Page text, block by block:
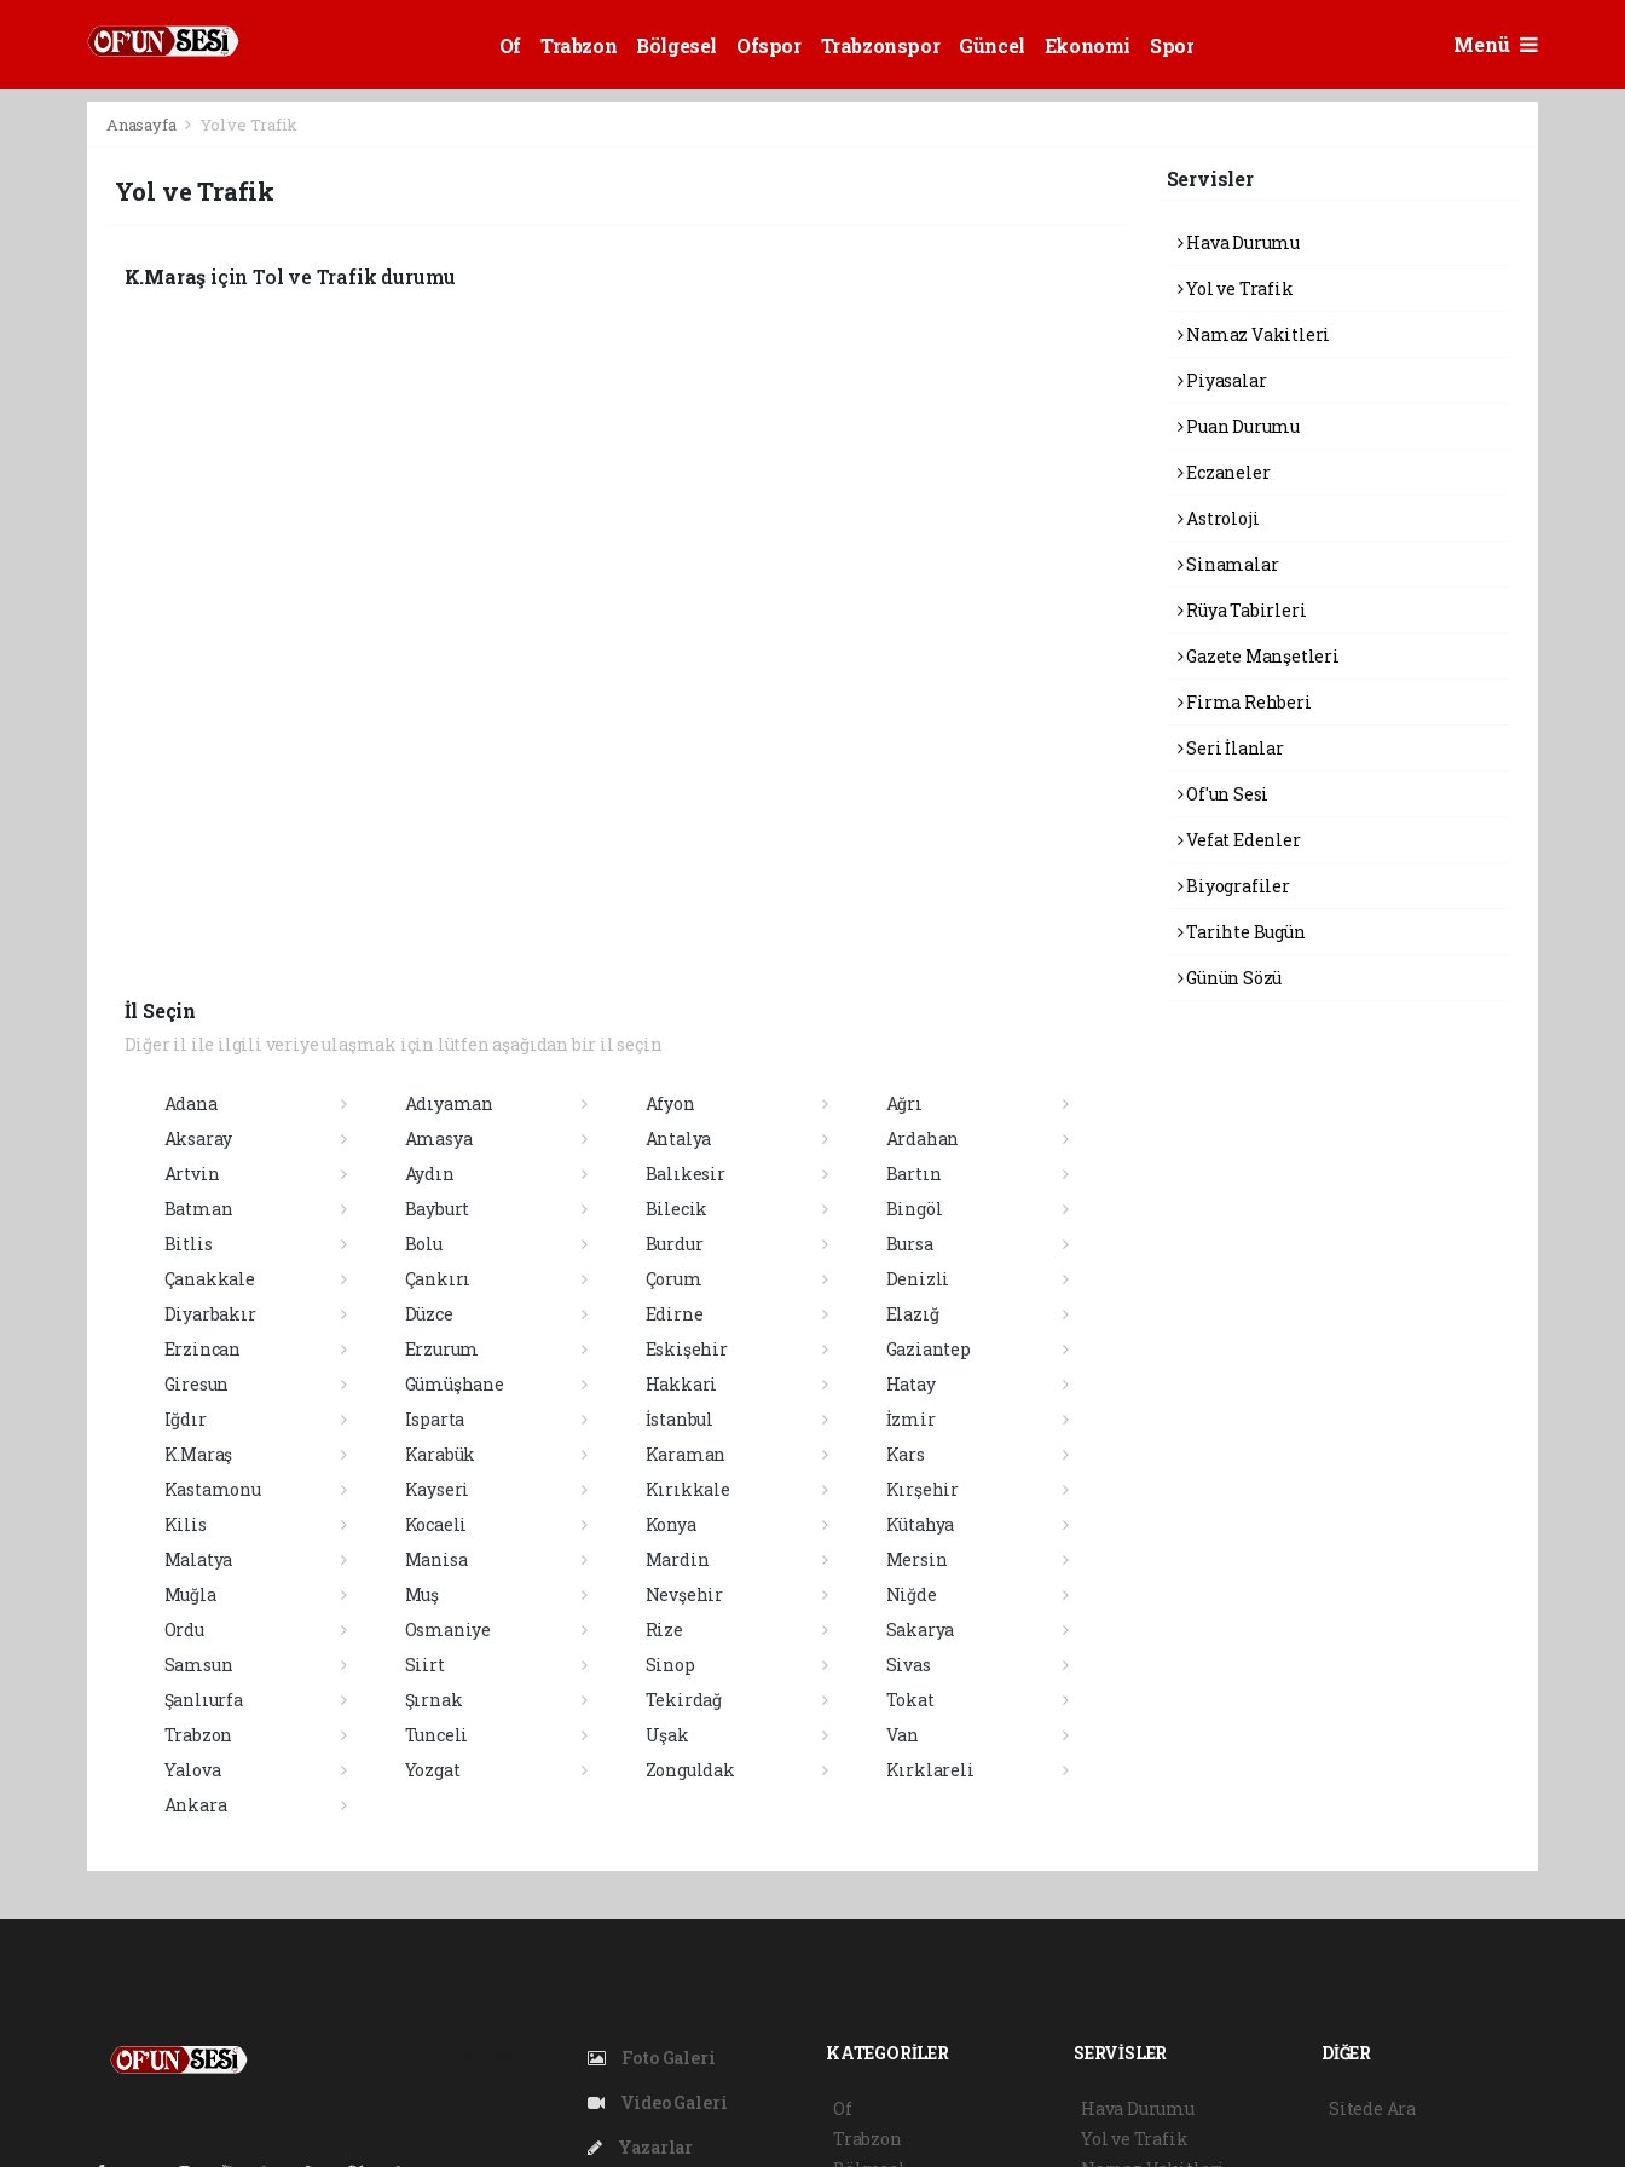
Of Trabzon Bölgesel Ofspor Trabzonspor Güncel Ekonomi Spor Menü
Anasayfa Yol ve Trafik
Yol ve Trafik
K.Maraş için Tol ve Trafik durumu
İl Seçin
Diğer il ile ilgili veriye ulaşmak için lütfen aşağıdan bir il seçin
Adana Adıyaman Afyon
Ağrı
Aksaray
Amasya Antalya
Ardahan
Artvin
Aydın Balıkesir
Bartın
Batman
Bayburt Bilecik
Bingöl
Bitlis
Bolu Burdur
Bursa
Çanakkale
Çankırı Çorum
Denizli
Diyarbakır
Düzce Edirne
Elazığ
Erzincan
Erzurum Eskişehir
Gaziantep
Giresun
Gümüşhane Hakkari
Hatay
Iğdır
Isparta İstanbul
İzmir
K.Maraş
Karabük Karaman
Kars
Kastamonu
Kayseri Kırıkkale
Kırşehir
Kilis
Kocaeli Konya
Kütahya
Malatya
Manisa Mardin
Mersin
Muğla
Muş Nevşehir
Niğde
Ordu
Osmaniye Rize
Sakarya
Samsun
Siirt Sinop
Sivas
Şanlıurfa
Şırnak Tekirdağ
Tokat
Trabzon
Tunceli Uşak
Van
Yalova
Yozgat Zonguldak
Kırklareli
Ankara
Servisler
Hava Durumu
Yol ve Trafik
Namaz Vakitleri
Piyasalar
Puan Durumu
Eczaneler
Astroloji
Sinamalar
Rüya Tabirleri
Gazete Manşetleri
Firma Rehberi
Seri İlanlar
Of'un Sesi
Vefat Edenler
Biyografiler
Tarihte Bugün
Günün Sözü
Foto Galeri
Video Galeri
Yazarlar
KATEGORİLER
Of
Trabzon
SERVİSLER
Hava Durumu
Yol ve Trafik
DİĞER
Sitede Ara